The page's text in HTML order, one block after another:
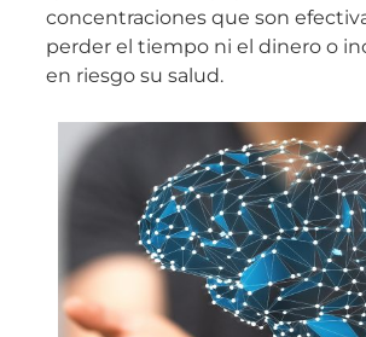
concentraciones que son
perder el tiempo ni el dinero o
en riesgo su salud.